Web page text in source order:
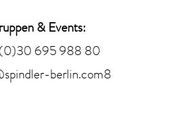
& Events:
695 988 80
berlin.com8